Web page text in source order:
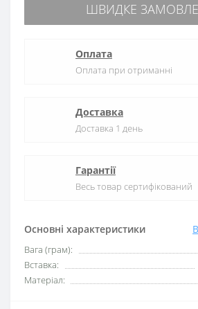
Основні характеристики
Вага (грам):
Вставка:
Матеріал:
ШВИДКЕ
Оплата
Оплата при отриманні
Доставка
Доставка 1 день
Гарантії
Весь товар сертифікований